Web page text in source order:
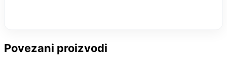
Povezani proizvodi